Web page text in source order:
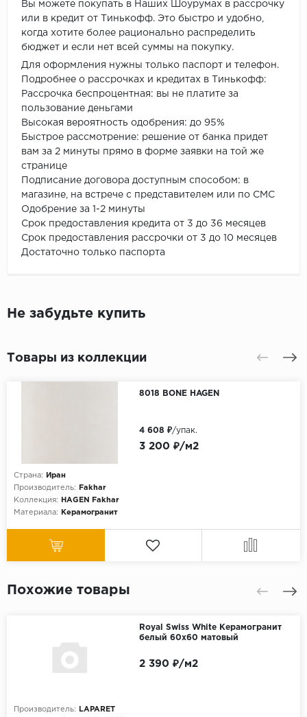
Вы можете покупать в Наших Шоурумах в рассрочку
или в кредит от Тинькофф. Это быстро и удобно,
когда хотите более рационально распределить
бюджет и если нет всей суммы на покупку.
Для оформления нужны только паспорт и телефон.
Подробнее о рассрочках и кредитах в Тинькофф:
Рассрочка беспроцентная: вы не платите за
пользование деньгами
Высокая вероятность одобрения: до 95%
Быстрое рассмотрение: решение от банка придет
вам за 2 минуты прямо в форме заявки на той же
странице
Подписание договора доступным способом: в
магазине, на встрече с представителем или по СМС
Одобрение за 1-2 минуты
Срок предоставления кредита от 3 до 36 месяцев
Срок предоставления рассрочки от 3 до 10 месяцев
Достаточно только паспорта
Не забудьте купить
Товары из коллекции
8018 BONE HAGEN
Страна:
Иран
Производитель:
Fakhar
Коллекция:
HAGEN Fakhar
Материала:
Керамогранит
3 200 ₽/м2
4 608 ₽/упак.
Похожие товары
Royal Swiss White Керамогранит
белый 60х60 матовый
Производитель:
LAPARET
2 390 ₽/м2